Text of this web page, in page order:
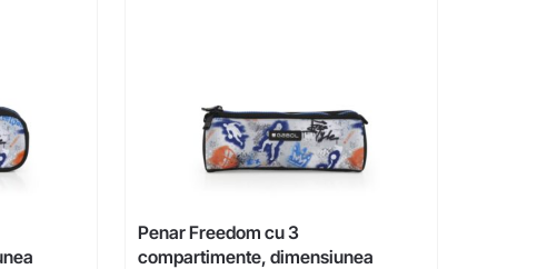
Penar Freedom cu 3
compartimente, dimensiunea